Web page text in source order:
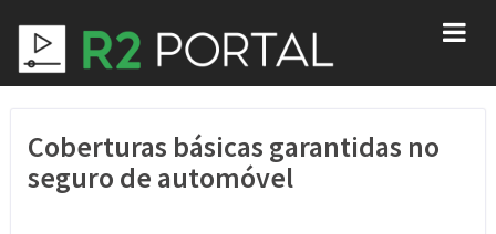
Coberturas básicas garantidas no
seguro de automóvel